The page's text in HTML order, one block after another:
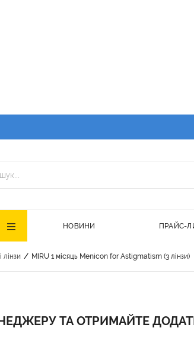
НОВИНИ ПРАЙС-
лінзи / MIRU 1 місяць Menicon for Astigmatism (3 лінзи)
ТА ОТРИМАЙТЕ